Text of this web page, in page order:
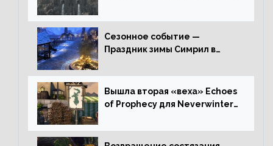
Сезонное событие —
Праздник зимы Симрил в
Вышла вторая «веха» Echoes
of Prophecy для Neverwinter